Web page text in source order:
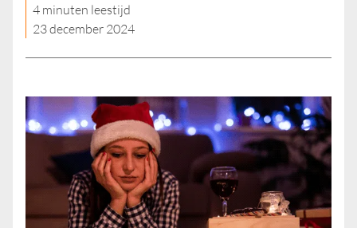
4 minuten leestijd
23 december 2024